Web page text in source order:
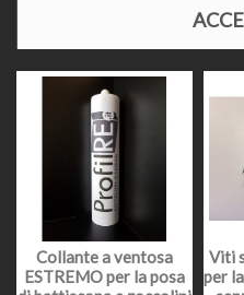
corriere richiesto,
telefonicamente o
tempi di
Agosto e nelle
merce ai corrieri
impianti di
PREZZI E IVA
Il prezzo come
(salvo indicazioni
22%, il prodotto
"materia prima"
senza la posa in
con iva al 22%,
agevolata ma è
Collante a ventosa
ESTREMO per la posa
Viti
per